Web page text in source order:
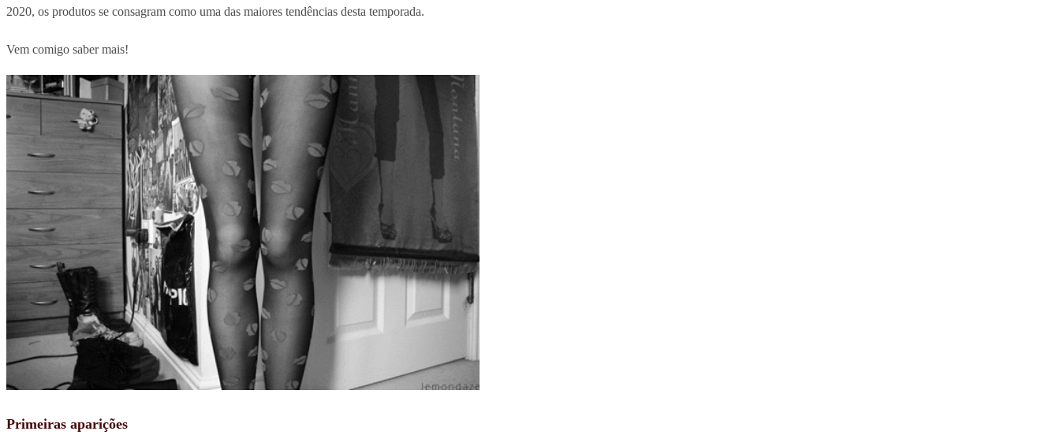
2020, os produtos se consagram como uma das maiores tendências desta temporada.
Vem comigo saber mais!
Primeiras aparições